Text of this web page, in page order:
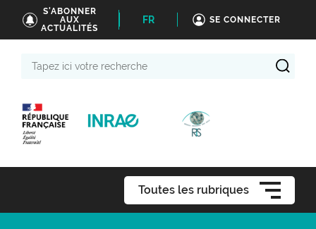
S'ABONNER
AUX
ACTUALITÉS
FR SE CONNECTER
Toutes les rubriques